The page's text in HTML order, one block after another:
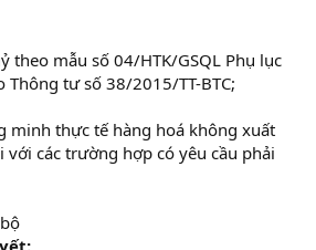
theo mẫu số 04/HTK/GSQL Phụ lục
Thông tư số 38/2015/TT-BTC;
minh thực tế hàng hoá không xuất
với các trường hợp có yêu cầu phải